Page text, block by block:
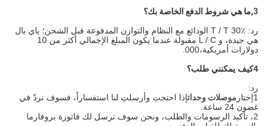
3, ما هي شروط الدفع الخاصة بك؟
رد: T / T 30٪ الودائع مع النظام والتوازن المدفوعة قبل الشحن؛ باي بال
هي جيدة، و L / C مقبولة عندما يكون المبلغ الإجمالي أكثر من 10
دولارات أمريكية،000.
4كيف يمكنني طلب؟
رد:
1إختار
موصلات وحداتإذا احتجتِ وأرسلتِ لنا استفساراً، فسوف نردّ في
غضون 24 ساعة.
2، تأكيد الرسومات والطلب، ونحن سوف ترسل لك فاتورة بروفارما